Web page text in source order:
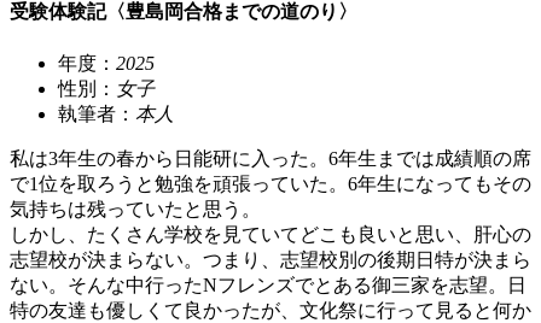
受験体験記〈豊島岡合格までの道のり〉
年度： 2025
性別： 女子
執筆者： 本人
私は3年生の春から日能研に入った。6年生までは成績順の席
で1位を取ろうと勉強を頑張っていた。6年生になってもその
気持ちは残っていたと思う。
しかし、たくさん学校を見ていてどこも良いと思い、肝心の
志望校が決まらない。つまり、志望校別の後期日特が決まら
ない。そんな中行ったNフレンズでとある御三家を志望。日
特の友達も優しくて良かったが、文化祭に行って見ると何か